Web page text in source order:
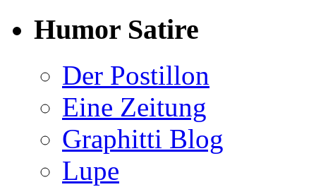
Humor Satire
Der Postillon
Eine Zeitung
Graphitti Blog
Lupe